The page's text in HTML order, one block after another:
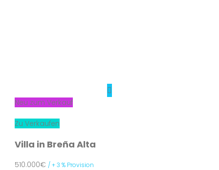
Neu zum Verkauf
Zu Verkaufen
Villa in Breña Alta
510.000€ / + 3 % Provision